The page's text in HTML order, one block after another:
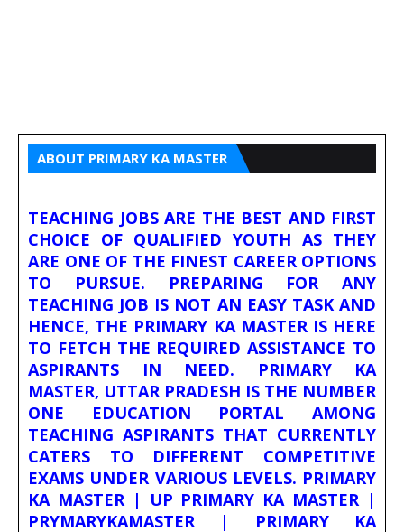
ABOUT PRIMARY KA MASTER
TEACHING JOBS ARE THE BEST AND FIRST
CHOICE OF QUALIFIED YOUTH AS THEY
ARE ONE OF THE FINEST CAREER OPTIONS
TO PURSUE. PREPARING FOR ANY
TEACHING JOB IS NOT AN EASY TASK AND
HENCE, THE PRIMARY KA MASTER IS HERE
TO FETCH THE REQUIRED ASSISTANCE TO
ASPIRANTS IN NEED. PRIMARY KA
MASTER, UTTAR PRADESH IS THE NUMBER
ONE EDUCATION PORTAL AMONG
TEACHING ASPIRANTS THAT CURRENTLY
CATERS TO DIFFERENT COMPETITIVE
EXAMS UNDER VARIOUS LEVELS. PRIMARY
KA MASTER | UP PRIMARY KA MASTER |
PRYMARYKAMASTER | PRIMARY KA